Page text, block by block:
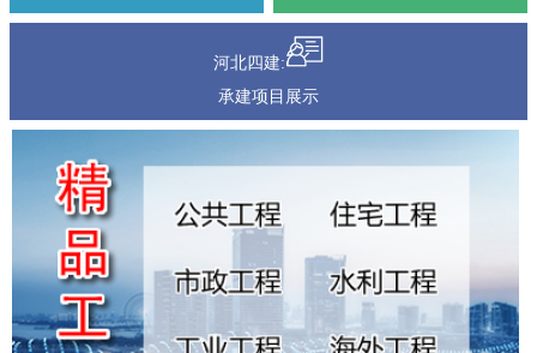
河北四建:
承建项目展示